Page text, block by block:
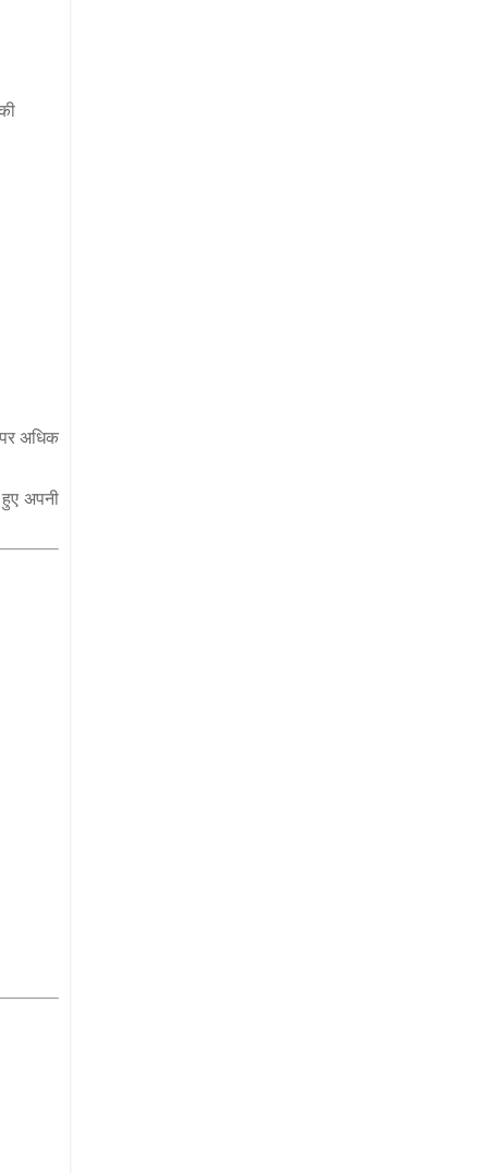
अधिक
अपनी